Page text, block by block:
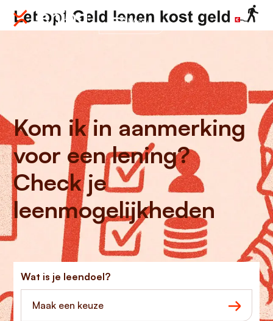
Menu
Kom ik in aanmerking
voor een lening?
Check je
leenmogelijkheden
Wat is je leendoel?
Maak een keuze